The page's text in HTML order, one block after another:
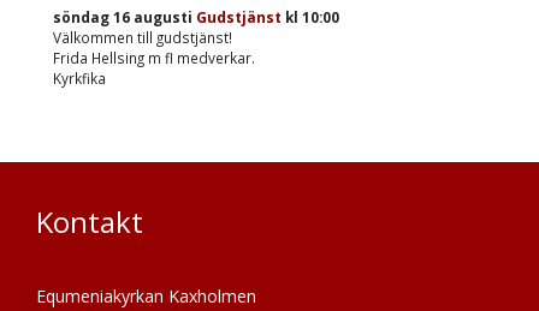
söndag 16 augusti Gudstjänst kl 10:00
Välkommen till gudstjänst!
Frida Hellsing m fl medverkar.
Kyrkfika
Kontakt
Equmeniakyrkan Kaxholmen